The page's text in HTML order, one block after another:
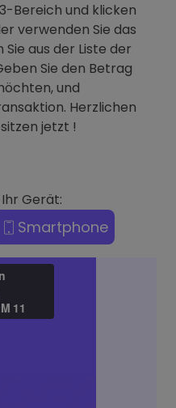
Bereich und klicken
verwenden Sie das
aus der Liste der
Sie den Betrag
und
Herzlichen
jetzt !
Gerät:
Smartphone